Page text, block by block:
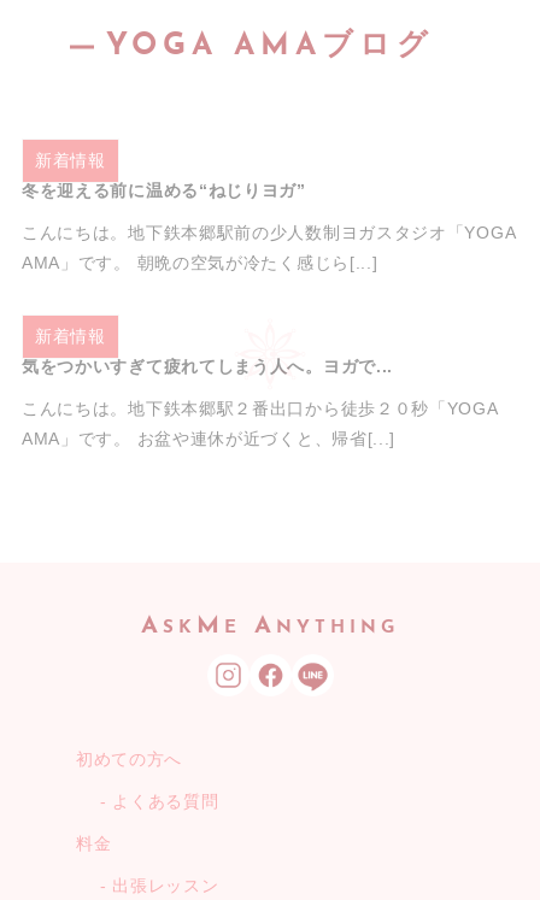
YOGA AMAブログ
2025.11.28
冬を迎える前に温める“ねじりヨガ”
こんにちは。地下鉄本郷駅前の少人数制ヨガスタジオ「YOGA
AMA」です。 朝晩の空気が冷たく感じら[...]
新着情報
2025.08.07
気をつかいすぎて疲れてしまう人へ。ヨガで...
こんにちは。地下鉄本郷駅２番出口から徒歩２０秒「YOGA
AMA」です。 お盆や連休が近づくと、帰省[...]
新着情報
A SK M E A NYTHING
初めての方へ
よくある質問
料金
出張レッスン